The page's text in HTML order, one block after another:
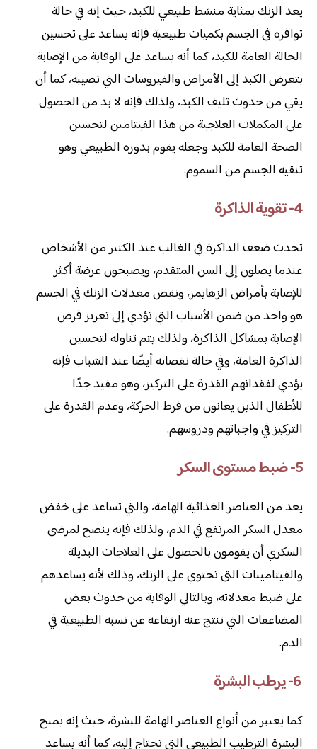
يعد الزنك بمثاية منشط طبيعي للكبد، حيث إنه في حالة
توافره في الجسم بكميات طبيعية فإنه يساعد على تحسين
الحالة العامة للكبد، كما أنه يساعد على الوقاية من الإصابة
بتعرض الكبد إلى الأمراض والفيروسات التي تصيبه، كما أن
يقي من حدوث تليف الكبد، ولذلك فإنه لا بد من الحصول
على المكملات العلاجية من هذا الفيتامين لتحسين
الصحة العامة للكبد وجعله يقوم بدوره الطبيعي وهو
تنقية الجسم من السموم.
4- تقوية الذاكرة
تحدث ضعف الذاكرة في الغالب عند الكثير من الأشخاص
عندما يصلون إلى السن المتقدم، ويصبحون عرضة أكثر
للإصابة بأمراض الزهايمر، ونقص معدلات الزنك في الجسم
هو واحد من ضمن الأسباب التي تؤدي إلى تعزيز فرص
الإصابة بمشاكل الذاكرة، ولذلك يتم تناوله لتحسين
الذاكرة العامة، وفي حالة نقصانه أيضًا عند الشباب فإنه
يؤدي لفقدانهم القدرة على التركيز، وهو مفيد جدًا
للأطفال الذين يعانون من فرط الحركة، وعدم القدرة على
التركيز في واجباتهم ودروسهم.
5- ضبط مستوى السكر
يعد من العناصر الغذائية الهامة، والتي تساعد على خفض
معدل السكر المرتفع في الدم، ولذلك فإنه ينصح لمرضى
السكري أن يقومون بالحصول على العلاجات البديلة
والفيتامينات التي تحتوي على الزنك، وذلك لأنه يساعدهم
على ضبط معدلاته، وبالتالي الوقاية من حدوث بعض
المضاعفات التي تنتج عنه ارتفاعه عن نسبه الطبيعية في
الدم.
كما يعتبر من أنواع العناصر الهامة للبشرة، حيث إنه يمنح
البشرة الترطيب الطبيعي التي تحتاج إليه، كما أنه يساعد